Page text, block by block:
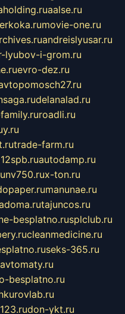
aalse.ru
movie-one.ru
andreislyusar.ru
lyubov-i-grom.ru
evro-dez.ru
delanalad.ru
roadli.ru
trade-farm.ru
autodamp.ru
nv750.rux-ton.ru
manunae.ru
tajuncos.ru
besplatno.rusplclub.ru
cleanmedicine.ru
seks-365.ru
besplatno.ru
don-ykt.ru